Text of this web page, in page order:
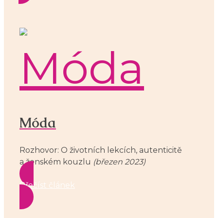
Móda
Rozhovor: O životních lekcích, autenticitě
a ženském kouzlu (březen 2023)
Přečíst článek